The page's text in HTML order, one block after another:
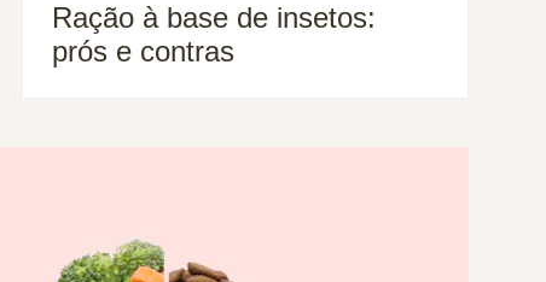
Ração à base de insetos:
prós e contras